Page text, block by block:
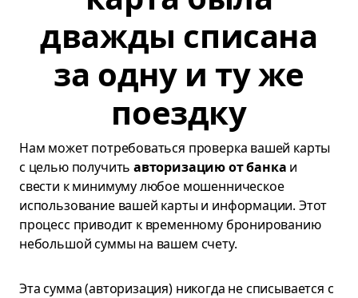
дважды списана
за одну и ту же
поездку
Нам может потребоваться проверка вашей карты
с целью получитьавторизацию от банка и
свести к минимуму любое мошенническое
использование вашей карты и информации. Этот
процесс приводит к временному бронированию
небольшой суммы на вашем счету.
Эта сумма (авторизация) никогда не списывается с